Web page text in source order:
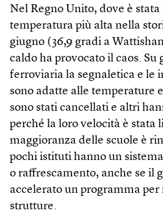
Nel Regno Unito, dove è
temperatura più alta nella
giugno (36,9 gradi a
caldo ha provocato il caos. Su
ferroviaria la segnaletica e le
sono adatte alle temperature
sono stati cancellati e altri
perché la loro velocità è stata
maggioranza delle scuole è
pochi istituti hanno un
o raffrescamento, anche se il
accelerato un programma per
strutture.